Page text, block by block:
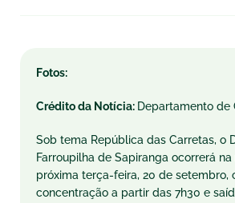
Fotos:
Crédito da Notícia: Departamento de
Sob tema República das Carretas, o
Farroupilha de Sapiranga ocorrerá
próxima terça-feira, 20 de setembro,
concentração a partir das 7h30 e